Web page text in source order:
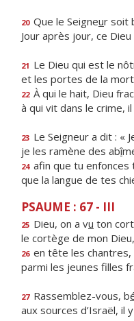
20 Que le Seigneur soit
Jour après jour, ce Dieu
21 Le Dieu qui est le
et les portes de la
22 À qui le hait, Dieu frac
à qui vit dans le crime,
23 Le Seigneur a dit : «
je les ramène des abî
24 afin que tu enfonces
que la langue de tes
PSAUME : 67 - III
25 Dieu, on a vu ton
le cortège de mon
26 en tête les chantres,
parmi les jeunes filles
27 Rassemblez-vous, b
aux sources d’Israël, il y